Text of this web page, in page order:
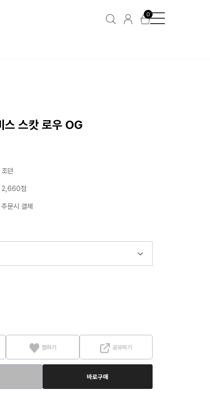
0
스 스캇 로우 OG
조던
2,660점
주문시 결제
찜하기 공유하기
바로구매